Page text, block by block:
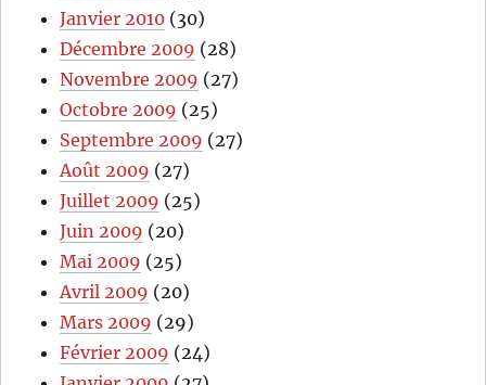
Janvier 2010 (30)
Décembre 2009 (28)
Novembre 2009 (27)
Octobre 2009 (25)
Septembre 2009 (27)
Août 2009 (27)
Juillet 2009 (25)
Juin 2009 (20)
Mai 2009 (25)
Avril 2009 (20)
Mars 2009 (29)
Février 2009 (24)